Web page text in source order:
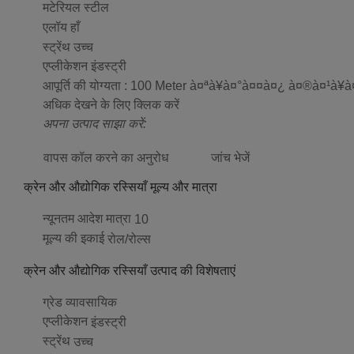
मटेरियल स्टील
एलॉय हाँ
स्ट्रेंथ उच्च
एप्लीकेशन इंडस्ट्री
आपूर्ति की योग्यता : 100 Meter à¤ªà¥à¤°à¤¤à¤¿
अधिक देखने के लिए क्लिक करें
अपना उत्पाद साझा करें:
वापस कॉल करने का अनुरोध जांच भेजें
क्रेन और औद्योगिक रस्सियाँ मूल्य और मात्रा
न्यूनतम आदेश मात्रा 10
मूल्य की इकाई रोल/रोल्स
क्रेन और औद्योगिक रस्सियाँ उत्पाद की विशेषताएं
ग्रेड व्यावसायिक
एप्लीकेशन इंडस्ट्री
स्ट्रेंथ उच्च